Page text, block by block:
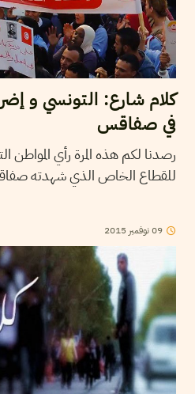
كلام شارع: التونسي و
في صفاقس
رصدنا لكم هذه المرة رأي المواطن
للقطاع الخاص الذي شهدته
09نوفمبر 2015